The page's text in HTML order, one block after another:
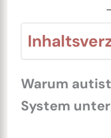
Warum
System